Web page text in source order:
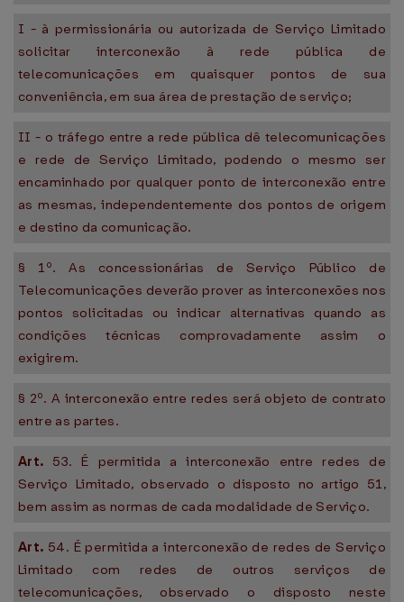
I - à permissionária ou autorizada de Serviço Limitado
solicitar interconexão à rede pública de
telecomunicações em quaisquer pontos de sua
conveniência, em sua área de prestação de serviço;
II - o tráfego entre a rede pública dê telecomunicações
e rede de Serviço Limitado, podendo o mesmo ser
encaminhado por qualquer ponto de interconexão entre
as mesmas, independentemente dos pontos de origem
e destino da comunicação.
§ 1º. As concessionárias de Serviço Público de
Telecomunicações deverão prover as interconexões nos
pontos solicitadas ou indicar alternativas quando as
condições técnicas comprovadamente assim o
exigirem.
§ 2º. A interconexão entre redes será objeto de contrato
entre as partes.
Art. 53. É permitida a interconexão entre redes de
Serviço Limitado, observado o disposto no artigo 51,
bem assim as normas de cada modalidade de Serviço.
Art. 54. É permitida a interconexão de redes de Serviço
Limitado com redes de outros serviços de
telecomunicações, observado o disposto neste